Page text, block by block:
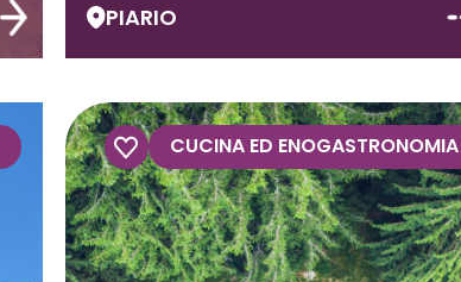
PIARIO
CUCINA ED ENOGASTRONOMIA